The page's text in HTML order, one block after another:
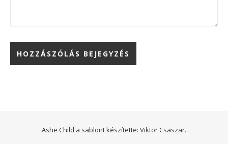
Ashe Child a sablont készítette: Viktor Csaszar.